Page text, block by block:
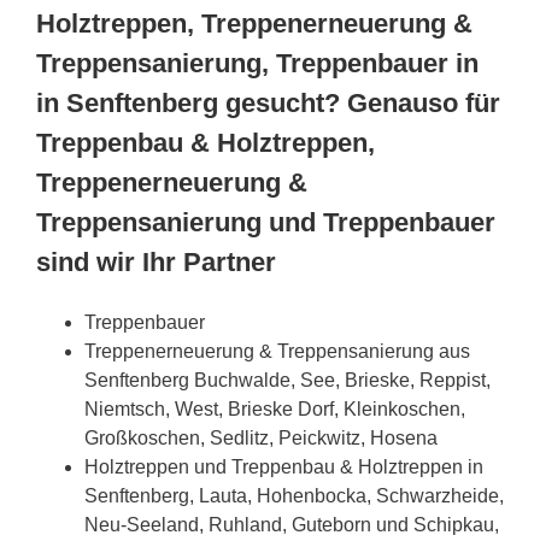
Holztreppen, Treppenerneuerung &
Treppensanierung, Treppenbauer in
in Senftenberg gesucht? Genauso für
Treppenbau & Holztreppen,
Treppenerneuerung &
Treppensanierung und Treppenbauer
sind wir Ihr Partner
Treppenbauer
Treppenerneuerung & Treppensanierung aus
Senftenberg Buchwalde, See, Brieske, Reppist,
Niemtsch, West, Brieske Dorf, Kleinkoschen,
Großkoschen, Sedlitz, Peickwitz, Hosena
Holztreppen und Treppenbau & Holztreppen in
Senftenberg, Lauta, Hohenbocka, Schwarzheide,
Neu-Seeland, Ruhland, Guteborn und Schipkau,